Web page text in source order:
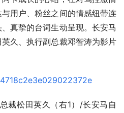
用户、粉丝之间的情感纽带连
真挚的台词生动呈现。长安马
久、执行副总裁邓智涛为影片
裁松田英久（右1）/长安马自